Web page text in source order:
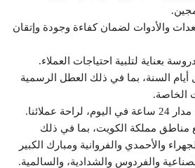
والأدوات لضمان كفاءة وجودة وإتقان
بعناية لتلبية احتياجات العملاء.
أيام السنة، بما في ذلك العطل الرسمية
الخاصة.
عملائنا.
مناطق مملكة الكويت، بما في ذلك
والأحمدي والفروانية ومبارك الكبير
والفردوس والشدادية، والسالمية.